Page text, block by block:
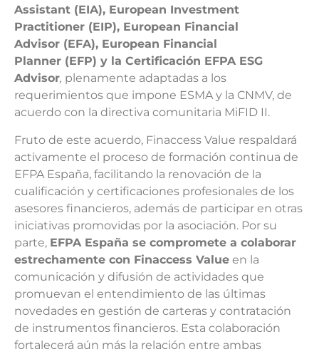
Assistant (EIA), European Investment
Practitioner (EIP), European Financial
Advisor (EFA), European Financial
Planner (EFP) y la Certificación EFPA ESG
Advisor, plenamente adaptadas a los
requerimientos que impone ESMA y la CNMV, de
acuerdo con la directiva comunitaria MiFID II.
Fruto de este acuerdo, Finaccess Value respaldará
activamente el proceso de formación continua de
EFPA España, facilitando la renovación de la
cualificación y certificaciones profesionales de los
asesores financieros, además de participar en otras
iniciativas promovidas por la asociación. Por su
parte, EFPA España se compromete a colaborar
estrechamente con Finaccess Value en la
comunicación y difusión de actividades que
promuevan el entendimiento de las últimas
novedades en gestión de carteras y contratación
de instrumentos financieros. Esta colaboración
fortalecerá aún más la relación entre ambas